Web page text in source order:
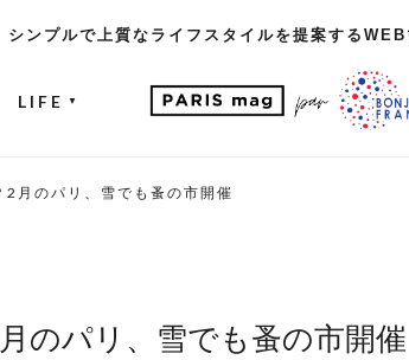
シンプルで上質なライフスタイルを提案する
LIFE ▼
2月のパリ、雪でも蚤の市開催
のパリ、雪でも蚤の市開催